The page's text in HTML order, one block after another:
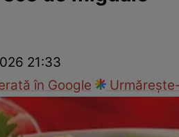
21:33
în Google